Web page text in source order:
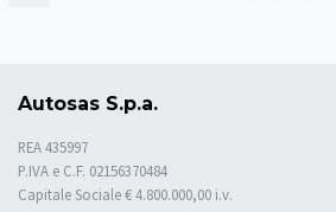
Autosas S.p.a.
REA 435997
P.IVA e C.F. 02156370484
Capitale Sociale € 4.800.000,00 i.v.